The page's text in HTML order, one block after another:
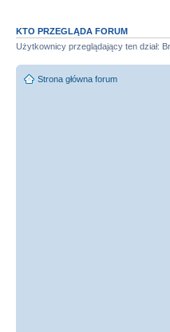
KTO PRZEGLĄDA FORUM
Użytkownicy przeglądający ten dział:
Strona główna forum